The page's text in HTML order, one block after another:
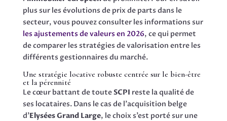
plus sur les évolutions de prix de parts dans le
secteur, vous pouvez consulter les informations sur
les ajustements de valeurs en 2026, ce qui permet
de comparer les stratégies de valorisation entre les
différents gestionnaires du marché.
Une stratégie locative robuste centrée sur le bien-être
et la pérennité
Le cœur battant de touteSCPI reste la qualité de
ses locataires. Dans le cas de l’acquisition belge
d’Elysées Grand Large, le choix s’est porté sur une